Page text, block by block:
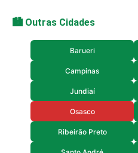
🏙️ Outras Cidades
Barueri
Campinas
Jundiaí
Osasco
Ribeirão Preto